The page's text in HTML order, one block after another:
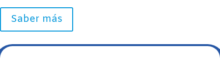
Saber más